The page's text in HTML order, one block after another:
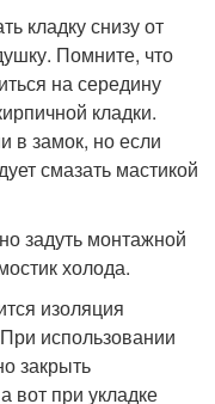
кладку снизу от
Помните, что
на середину
кладки.
в замок, но если
смазать мастикой
задуть монтажной
холода.
изоляция
использовании
закрыть
вот при укладке